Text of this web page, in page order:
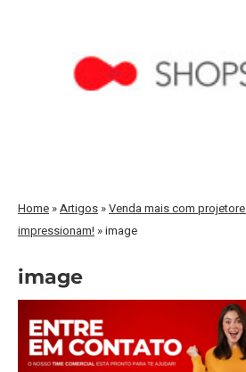
Home »Artigos »Venda mais com
impressionam! »image
image